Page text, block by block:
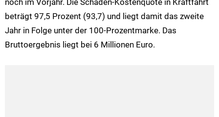
beträgt 97,5 Prozent (93,7) und liegt damit das zweite
Jahr in Folge unter der 100-Prozentmarke. Das
Bruttoergebnis liegt bei 6 Millionen Euro.